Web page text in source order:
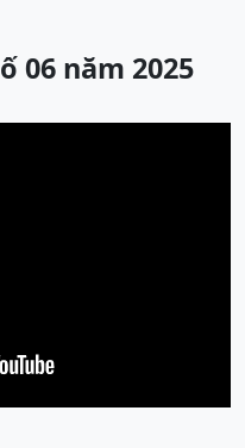
06 năm 2025